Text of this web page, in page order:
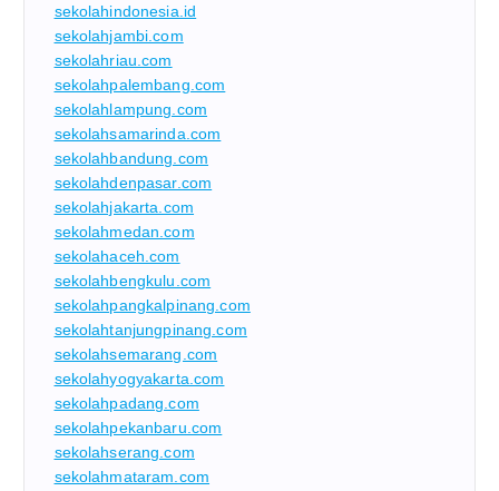
sekolahindonesia.id
sekolahjambi.com
sekolahriau.com
sekolahpalembang.com
sekolahlampung.com
sekolahsamarinda.com
sekolahbandung.com
sekolahdenpasar.com
sekolahjakarta.com
sekolahmedan.com
sekolahaceh.com
sekolahbengkulu.com
sekolahpangkalpinang.com
sekolahtanjungpinang.com
sekolahsemarang.com
sekolahyogyakarta.com
sekolahpadang.com
sekolahpekanbaru.com
sekolahserang.com
sekolahmataram.com